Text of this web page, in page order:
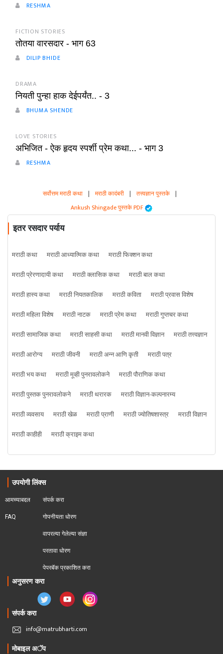
RESHMA
FICTION STORIES
तोतया वारसदार - भाग 63
DILIP BHIDE
DRAMA
नियती पुन्हा हाक देईपर्यंत.. - 3
BHUMA SHENDE
LOVE STORIES
अभिजित - ऐक हृदय स्पर्शी प्रेम कथा... - भाग 3
RESHMA
सर्वोत्तम मराठी कथा | मराठी कादंबरी | तत्त्वज्ञान पुस्तके |
Ankush Shingade पुस्तके PDF
इतर रसदार पर्याय
मराठी कथा मराठी आध्यात्मिक कथा
मराठी फिक्शन कथा
मराठी प्रेरणादायी कथा
मराठी क्लासिक कथा
मराठी बाल कथा
मराठी हास्य कथा
मराठी नियतकालिक मराठी कविता
मराठी प्रवास विशेष
मराठी महिला विशेष
मराठी नाटक मराठी प्रेम कथा
मराठी गुप्तचर कथा
मराठी सामाजिक कथा
मराठी साहसी कथा मराठी मानवी विज्ञान
मराठी तत्त्वज्ञान
मराठी आरोग्य
मराठी जीवनी मराठी अन्न आणि कृती
मराठी पत्र
मराठी भय कथा
मराठी मूव्ही पुनरावलोकने
मराठी पौराणिक कथा
मराठी पुस्तक पुनरावलोकने
मराठी थरारक
मराठी विज्ञान-कल्पनारम्य
मराठी व्यवसाय
मराठी खेळ मराठी प्राणी मराठी ज्योतिषशास्त्र
मराठी विज्ञान
मराठी काहीही
मराठी क्राइम कथा
उपयोगी लिंक्स
आमच्याबद्दल
FAQ
संपर्क करा
गोपनीयता धोरण
वापरल्या गेलेल्या संज्ञा
परतावा धोरण
पेपरबॅक प्रकाशित करा
अनुसरण करा
संपर्क करा
info@matrubharti.com
मोबाइल अॅप